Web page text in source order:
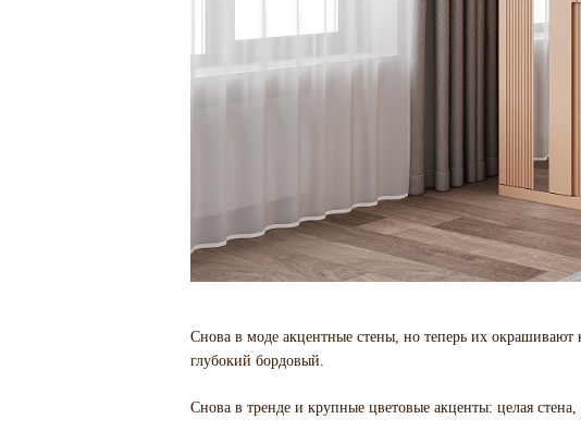
Снова в моде акцентные стены, но теперь их
глубокий бордовый.
Снова в тренде и крупные цветовые акценты: целая